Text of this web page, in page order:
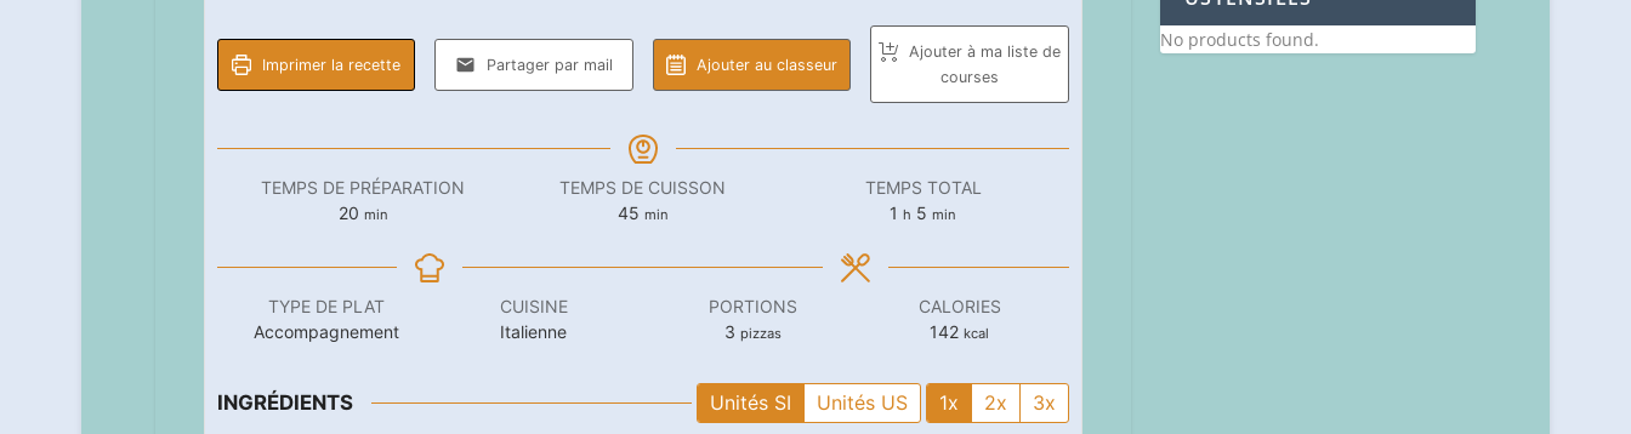
Imprimer la recette Partager par mail Ajouter au classeur
Ajouter à ma liste de
courses
TEMPS DE PRÉPARATION
20minutes
min
TEMPS DE CUISSON
45minutes
min
TEMPS TOTAL
1 heure
h 5 minutes
min
TYPE DE PLAT
Accompagnement
CUISINE
Italienne
PORTIONS
3 pizzas
CALORIES
142 kcal
INGRÉDIENTS Unités SI Unités US 1x 2x 3x
No products found.